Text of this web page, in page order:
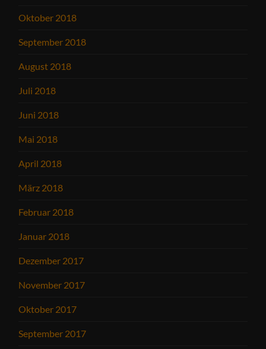
Oktober 2018
September 2018
August 2018
Juli 2018
Juni 2018
Mai 2018
April 2018
März 2018
Februar 2018
Januar 2018
Dezember 2017
November 2017
Oktober 2017
September 2017